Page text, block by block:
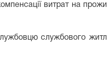
витрат на
службового